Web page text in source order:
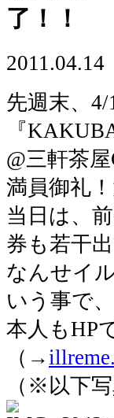
了！！
2011.04.14
先週末、
『
@三軒茶屋
満員御礼
当日は、
券も若干
なんせイ
いう事で、
本人もHP
（→
（※以下